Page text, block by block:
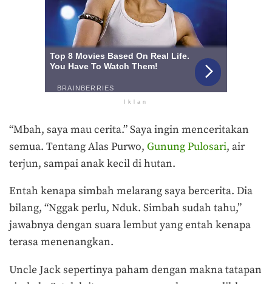
Iklan
“Mbah, saya mau cerita.” Saya ingin menceritakan
semua. Tentang Alas Purwo, Gunung Pulosari, air
terjun, sampai anak kecil di hutan.
Entah kenapa simbah melarang saya bercerita. Dia
bilang, “Nggak perlu, Nduk. Simbah sudah tahu,”
jawabnya dengan suara lembut yang entah kenapa
terasa menenangkan.
Uncle Jack sepertinya paham dengan makna tatapan